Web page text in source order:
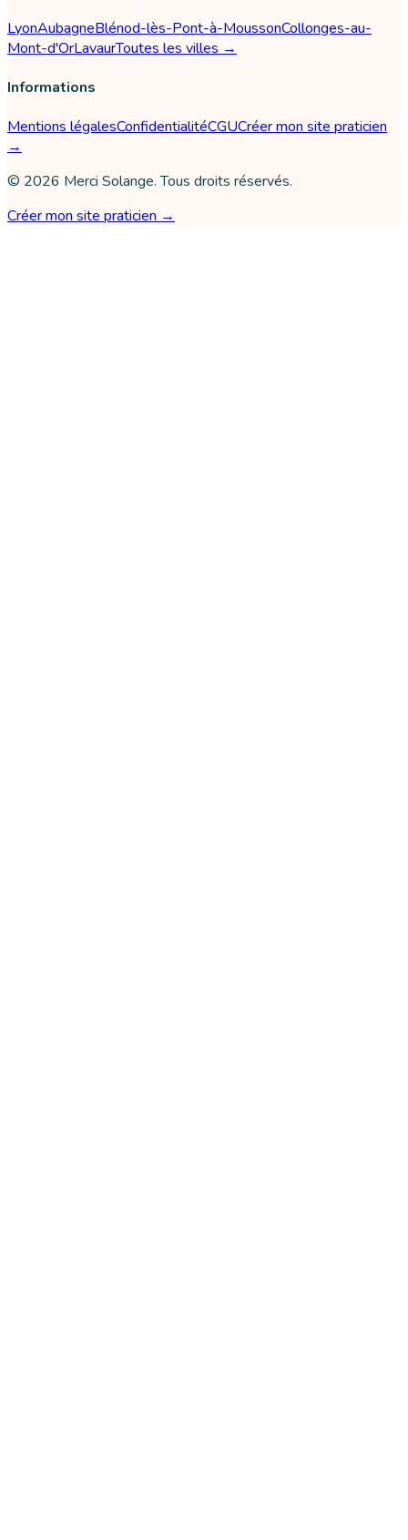
LyonAubagneBlénod-lès-Pont-à-MoussonCollonges-au-
Mont-d'OrLavaurToutes les villes →
Informations
Mentions légalesConfidentialitéCGUCréer mon site praticien
→
© 2026 Merci Solange. Tous droits réservés.
Créer mon site praticien →